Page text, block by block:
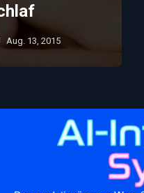
Aug. 13, 2015